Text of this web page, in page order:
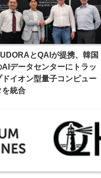
とQAIが提携、韓国
AIデータセンターにトラッ
ドイオン型量子コンピュー
を統合